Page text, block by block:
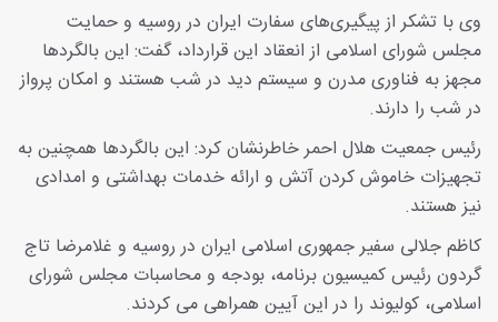
وی با تشکر از پیگیری‌های سفارت ایران در روسیه و حمایت
مجلس شورای اسلامی از انعقاد این قرارداد، گفت: این بالگردها
مجهز به فناوری مدرن و سیستم دید در شب هستند و امکان پرواز
در شب را دارند.
رئیس جمعیت هلال احمر خاطرنشان کرد: این بالگردها همچنین به
تجهیزات خاموش کردن آتش و ارائه خدمات بهداشتی و امدادی
نیز هستند.
کاظم جلالی سفیر جمهوری اسلامی ایران در روسیه و غلامرضا تاج
گردون رئیس کمیسیون برنامه، بودجه و محاسبات مجلس شورای
اسلامی، کولیوند را در این آیین همراهی می کردند.